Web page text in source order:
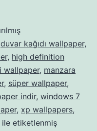
duvar kağıdı wallpaper,
, high definition
wallpaper, manzara
, süper wallpaper,
indir, windows 7
, xp wallpapers,
ile etiketlenmiş